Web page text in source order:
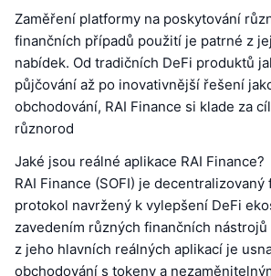
Zaměření platformy na poskytování
finančních případů použití je patrné z
nabídek. Od tradičních DeFi produktů
půjčování až po inovativnější řešení
obchodování, RAI Finance si klade za
různorod
Jaké jsou reálné aplikace RAI Finance?
RAI Finance (SOFI) je decentralizovaný
protokol navržený k vylepšení DeFi
zavedením různých finančních nástrojů
z jeho hlavních reálných aplikací je
obchodování s tokeny a